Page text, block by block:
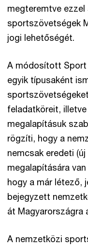
megteremtve ezzel
sportszövetségek
jogi lehetőségét.
A módosított
egyik típusaként
feladatköreit,
megalapításuk
rögzíti, hogy a
nemcsak eredeti
megalapítására
hogy a már létező,
bejegyzett
át Magyarországra
A nemzetközi